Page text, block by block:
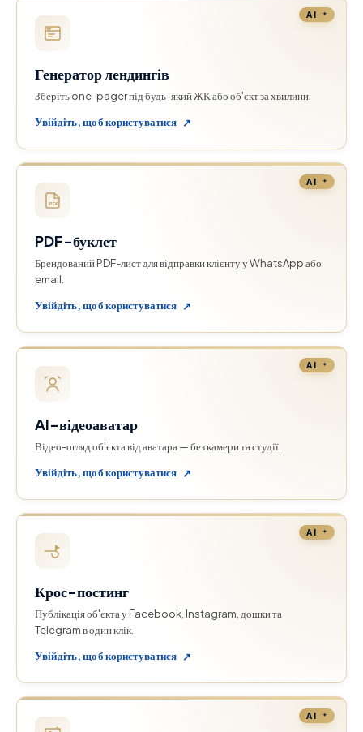
AI
Генератор лендингів
Зберіть one-pager під будь-який ЖК або об'єкт за хвилини.
Увійдіть, щоб користуватися ↗
AI
PDF
PDF-буклет
Брендований PDF-лист для відправки клієнту у WhatsApp або
email.
Увійдіть, щоб користуватися ↗
AI
AI-відеоаватар
Відео-огляд об'єкта від аватара — без камери та студії.
Увійдіть, щоб користуватися ↗
AI
Крос-постинг
Публікація об'єкта у Facebook, Instagram, дошки та
Telegram в один клік.
Увійдіть, щоб користуватися ↗
AI